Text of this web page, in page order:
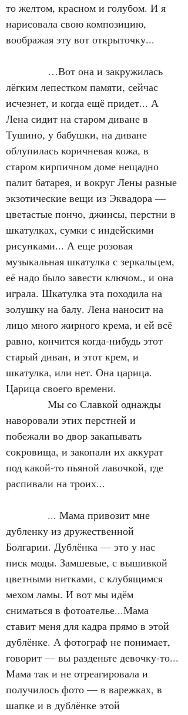
то желтом, красном и голубом. И я
нарисовала свою композицию,
воображая эту вот открыточку...
…Вот она и закружилась
лёгким лепестком памяти, сейчас
исчезнет, и когда ещё придет... А
Лена сидит на старом диване в
Тушино, у бабушки, на диване
облупилась коричневая кожа, в
старом кирпичном доме нещадно
палит батарея, и вокруг Лены разные
экзотические вещи из Эквадора —
цветастые пончо, джинсы, перстни в
шкатулках, сумки с индейскими
рисунками... А еще розовая
музыкальная шкатулка с зеркальцем,
её надо было завести ключом., и она
играла. Шкатулка эта походила на
золушку на балу. Лена наносит на
лицо много жирного крема, и ей всё
равно, кончится когда-нибудь этот
старый диван, и этот крем, и
шкатулка, или нет. Она царица.
Царица своего времени.
Мы со Славкой однажды
наворовали этих перстней и
побежали во двор закапывать
сокровища, и закопали их аккурат
под какой-то пьяной лавочкой, где
распивали на троих...
... Мама привозит мне
дубленку из дружественной
Болгарии. Дублёнка — это у нас
писк моды. Замшевые, с вышивкой
цветными нитками, с клубящимся
мехом ламы. И вот мы идём
сниматься в фотоателье...Мама
ставит меня для кадра прямо в этой
дублёнке. А фотограф не понимает,
говорит — вы разденьте девочку-то...
Мама так и не отреагировала и
получилось фото — в варежках, в
шапке и в дублёнке этой